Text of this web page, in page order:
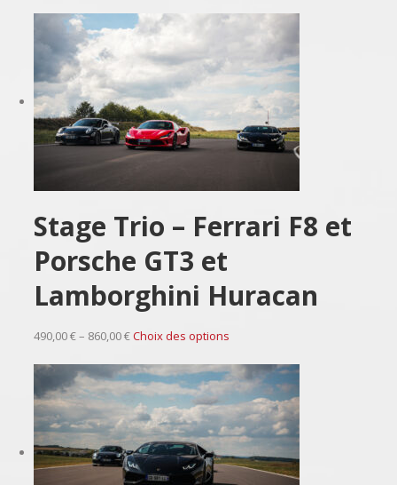
Stage Trio – Ferrari F8 et
Porsche GT3 et
Lamborghini Huracan
490,00 € – 860,00 €Choix des options